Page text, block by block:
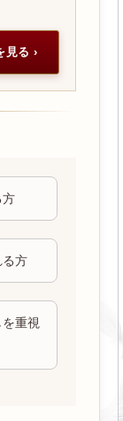
見る ›
方
る方
重視